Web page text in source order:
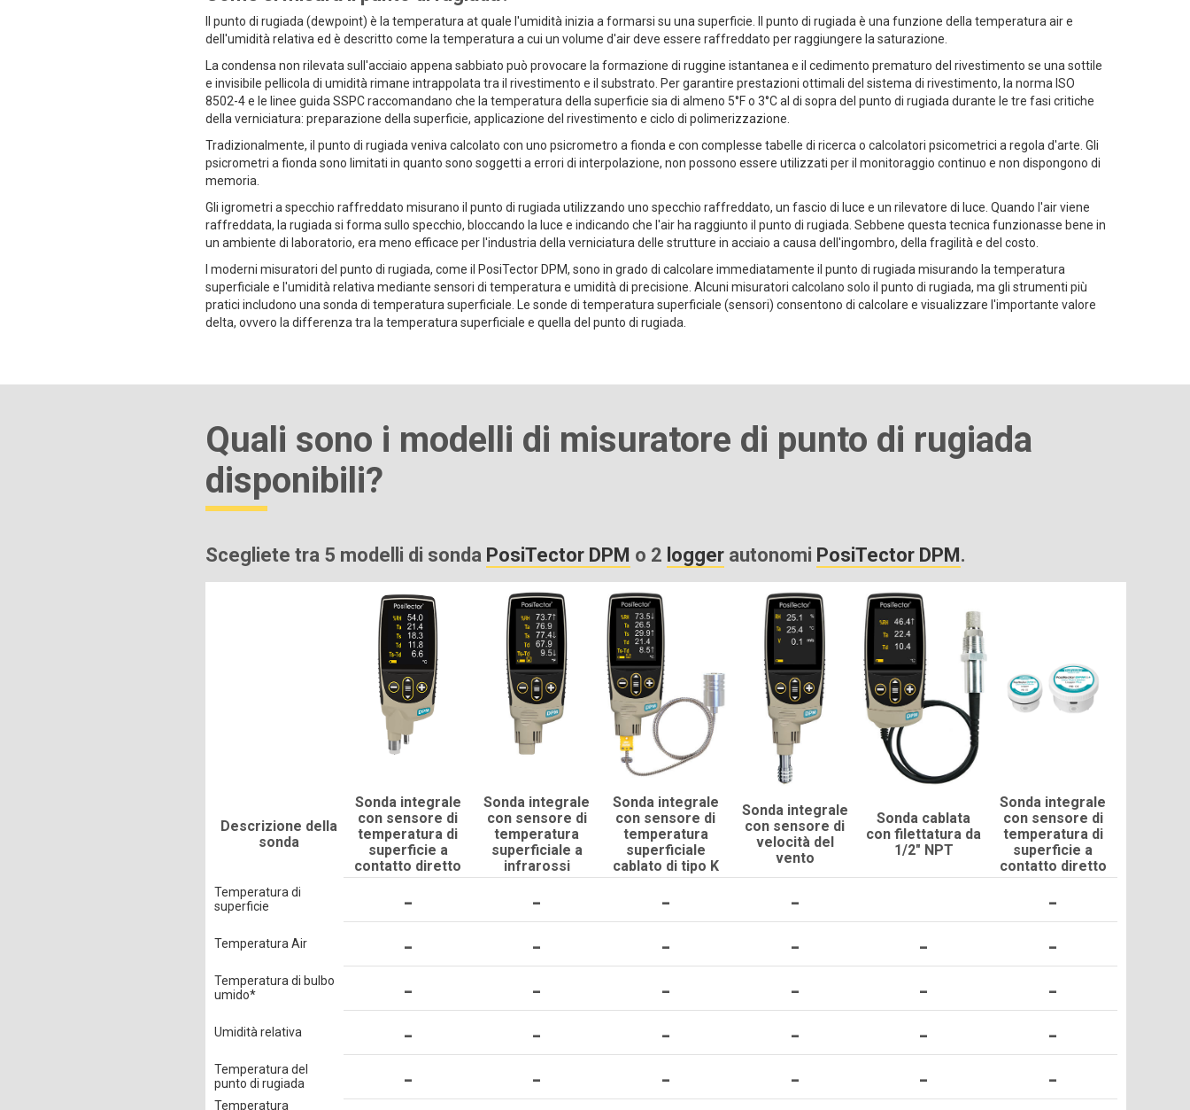
Il punto di rugiada (dewpoint) è la temperatura at quale l'umidità inizia a formarsi su una superficie. Il punto di rugiada è una funzione della temperatura air e
dell'umidità relativa ed è descritto come la temperatura a cui un volume d'air deve essere raffreddato per raggiungere la saturazione.
La condensa non rilevata sull'acciaio appena sabbiato può provocare la formazione di ruggine istantanea e il cedimento prematuro del rivestimento se una sottile
e invisibile pellicola di umidità rimane intrappolata tra il rivestimento e il substrato. Per garantire prestazioni ottimali del sistema di rivestimento, la norma ISO
8502-4 e le linee guida SSPC raccomandano che la temperatura della superficie sia di almeno 5°F o 3°C al di sopra del punto di rugiada durante le tre fasi critiche
della verniciatura: preparazione della superficie, applicazione del rivestimento e ciclo di polimerizzazione.
Tradizionalmente, il punto di rugiada veniva calcolato con uno psicrometro a fionda e con complesse tabelle di ricerca o calcolatori psicometrici a regola d'arte. Gli
psicrometri a fionda sono limitati in quanto sono soggetti a errori di interpolazione, non possono essere utilizzati per il monitoraggio continuo e non dispongono di
memoria.
Gli igrometri a specchio raffreddato misurano il punto di rugiada utilizzando uno specchio raffreddato, un fascio di luce e un rilevatore di luce. Quando l'air viene
raffreddata, la rugiada si forma sullo specchio, bloccando la luce e indicando che l'air ha raggiunto il punto di rugiada. Sebbene questa tecnica funzionasse bene in
un ambiente di laboratorio, era meno efficace per l'industria della verniciatura delle strutture in acciaio a causa dell'ingombro, della fragilità e del costo.
I moderni misuratori del punto di rugiada, come il PosiTector DPM, sono in grado di calcolare immediatamente il punto di rugiada misurando la temperatura
superficiale e l'umidità relativa mediante sensori di temperatura e umidità di precisione. Alcuni misuratori calcolano solo il punto di rugiada, ma gli strumenti più
pratici includono una sonda di temperatura superficiale. Le sonde di temperatura superficiale (sensori) consentono di calcolare e visualizzare l'importante valore
delta, ovvero la differenza tra la temperatura superficiale e quella del punto di rugiada.
Quali sono i modelli di misuratore di punto di rugiada
disponibili?
Scegliete tra 5 modelli di sonda PosiTector DPM o 2 logger autonomi PosiTector DPM.
Descrizione della
sonda
Sonda integrale
con sensore di
temperatura di
superficie a
contatto diretto
Sonda integrale
con sensore di
temperatura
superficiale a
infrarossi
Sonda integrale
con sensore di
temperatura
superficiale
cablato di tipo K
Sonda integrale
con sensore di
velocità del
vento
Sonda cablata
con filettatura da
1/2" NPT
Sonda integrale
con sensore di
temperatura di
superficie a
contatto diretto
Temperatura di
superficie
- - - - -
Temperatura Air - - - - - -
Temperatura di bulbo
umido*
- - - - - -
Umidità relativa - - - - - -
Temperatura del
punto di rugiada
- - - - - -
Temperatura